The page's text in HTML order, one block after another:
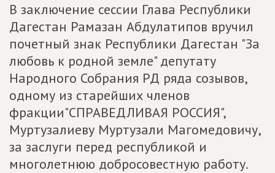
В заключение сессии Глава Республики
Дагестан Рамазан Абдулатипов вручил
почетный знак Республики Дагестан "За
любовь к родной земле" депутату
Народного Собрания РД ряда созывов,
одному из старейших членов
фракции"СПРАВЕДЛИВАЯ РОССИЯ",
Муртузалиеву Муртузали Магомедовичу,
за заслуги перед республикой и
многолетнюю добросовестную работу.